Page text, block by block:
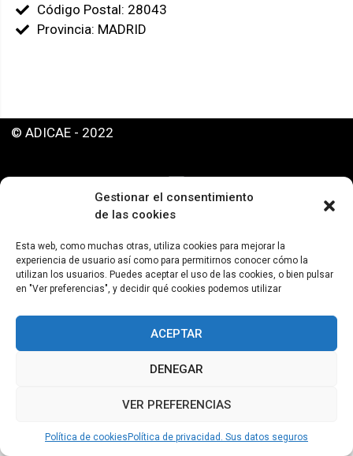
Gestionar el consentimiento
de las cookies
Esta web, como muchas otras, utiliza cookies para mejorar la
experiencia de usuario así como para permitirnos conocer cómo la
utilizan los usuarios. Puedes aceptar el uso de las cookies, o bien pulsar
en "Ver preferencias", y decidir qué cookies podemos utilizar
ACEPTAR
DENEGAR
VER PREFERENCIAS
Política de cookies Política de privacidad. Sus datos seguros
Código Postal: 28043
Provincia: MADRID
© ADICAE - 2022